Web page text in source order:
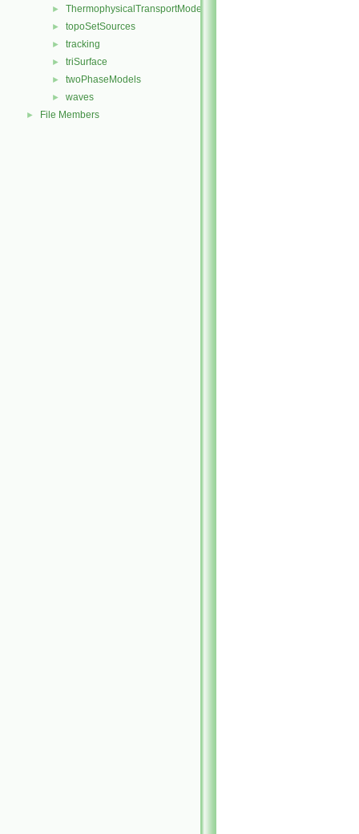
► ThermophysicalTransportModels
► topoSetSources
► tracking
► triSurface
► twoPhaseModels
► waves
► File Members